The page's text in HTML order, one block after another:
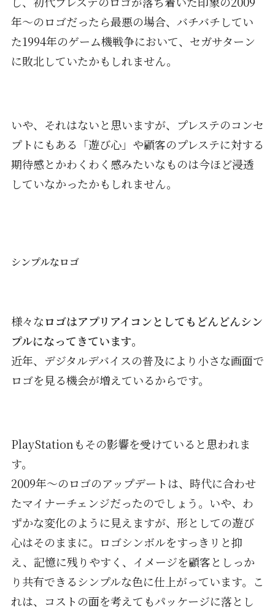
年〜のロゴだったら最悪の場合、バチバチしてい
た1994年のゲーム機戦争において、セガサターン
に敗北していたかもしれません。
いや、それはないと思いますが、プレステのコンセ
プトにもある「遊び心」や顧客のプレステに対する
期待感とかわくわく感みたいなものは今ほど浸透
していなかったかもしれません。
シンプルなロゴ
様々なロゴはアプリアイコンとしてもどんどんシン
プルになってきています。
近年、デジタルデバイスの普及により小さな画面で
ロゴを見る機会が増えているからです。
PlayStationもその影響を受けていると思われま
す。
2009年〜のロゴのアップデートは、時代に合わせ
たマイナーチェンジだったのでしょう。いや、わ
ずかな変化のように見えますが、形としての遊び
心はそのままに。ロゴシンボルをすっきリと抑
え、記憶に残りやすく、イメージを顧客としっか
り共有できるシンプルな色に仕上がっています。こ
れは、コストの面を考えてもパッケージに落とし